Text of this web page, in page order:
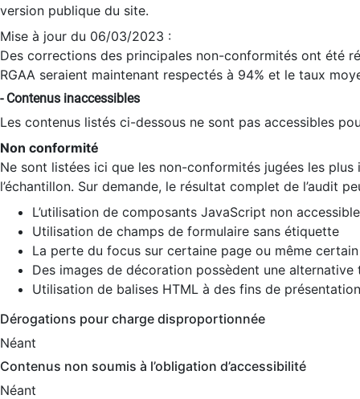
version publique du site.
Mise à jour du 06/03/2023 :
Des corrections des principales non-conformités ont été
RGAA seraient maintenant respectés à 94% et le taux
- Contenus inaccessibles
Les contenus listés ci-dessous ne sont pas accessibles
Non conformité
Ne sont listées ici que les non-conformités jugées les
l’échantillon. Sur demande, le résultat complet de l’audit
L’utilisation de composants JavaScript non
Utilisation de champs de formulaire sans étiquette
La perte du focus sur certaine page ou même
Des images de décoration possèdent une alternative
Utilisation de balises HTML à des fins de
Dérogations pour charge disproportionnée
Néant
Contenus non soumis à l’obligation d’accessibilité
Néant